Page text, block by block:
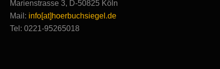
Marienstrasse 3, D-50825 Köln
Mail: info[at]hoerbuchsiegel.de
Tel: 0221-95265018